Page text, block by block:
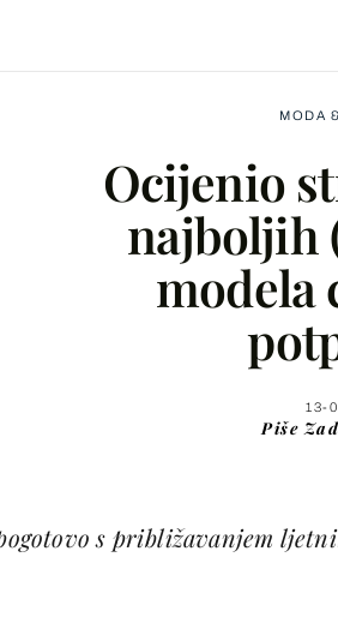
MODA
Ocijenio
najboljih
modela
13-
Piše
s približavanjem